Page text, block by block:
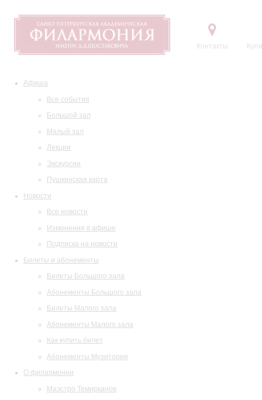
Контакты
Афиша
Все события
Большой зал
Малый зал
Лекции
Экскурсии
Пушкинская карта
Новости
Все новости
Изменения в афише
Подписка на новости
Билеты и абонементы
Билеты Большого зала
Абонементы Большого зала
Билеты Малого зала
Абонементы Малого зала
Как купить билет
Абонементы Музитория
О филармонии
Маэстро Темирканов